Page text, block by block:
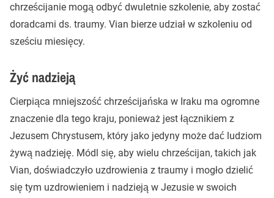
chrześcijanie mogą odbyć dwuletnie szkolenie, aby zostać
doradcami ds. traumy. Vian bierze udział w szkoleniu od
sześciu miesięcy.
Żyć nadzieją
Cierpiąca mniejszość chrześcijańska w Iraku ma ogromne
znaczenie dla tego kraju, ponieważ jest łącznikiem z
Jezusem Chrystusem, który jako jedyny może dać ludziom
żywą nadzieję. Módl się, aby wielu chrześcijan, takich jak
Vian, doświadczyło uzdrowienia z traumy i mogło dzielić
się tym uzdrowieniem i nadzieją w Jezusie w swoich